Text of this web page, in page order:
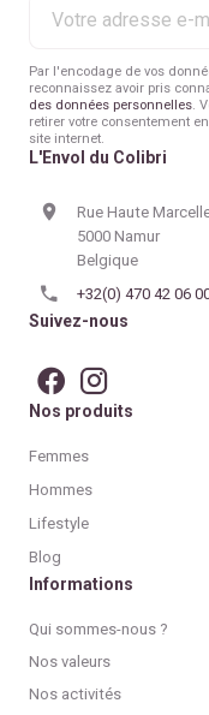
excès ni culpabilité ?
adresse
mail
Par l'encodage de vos
reconnaissez avoir pris
des données personnelles.
retirer votre consentement
site internet.
L'Envol du Colibri
Rue Haute
5000 Namur
Belgique
+32(0) 470 42 06
Suivez-nous
Nos produits
Femmes
Hommes
Lifestyle
Blog
Informations
Qui sommes-nous ?
Nos valeurs
Nos activités